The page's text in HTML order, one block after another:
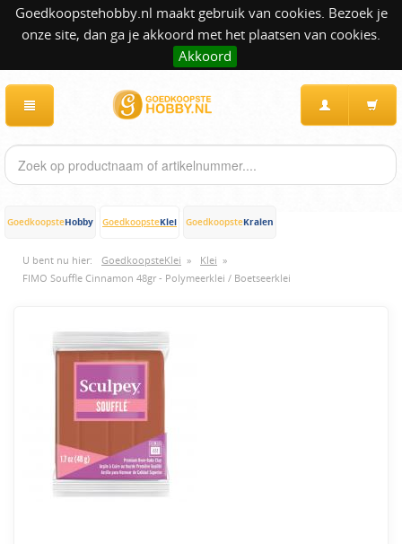
Goedkoopstehobby.nl maakt gebruik van cookies. Bezoek je
onze site, dan ga je akkoord met het plaatsen van cookies.
Akkoord
GoedkoopsteHobby GoedkoopsteKlei GoedkoopsteKralen
U bent nu hier: GoedkoopsteKlei » Klei »
FIMO Souffle Cinnamon 48gr - Polymeerklei / Boetseerklei